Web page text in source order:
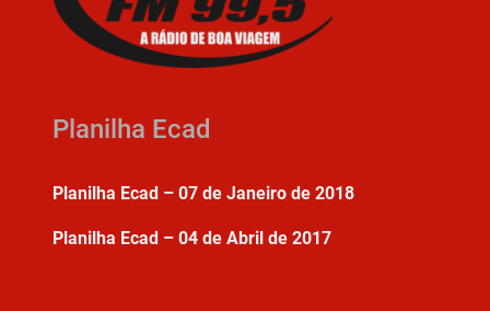
Planilha Ecad
Planilha Ecad – 07 de Janeiro de 2018
Planilha Ecad – 04 de Abril de 2017